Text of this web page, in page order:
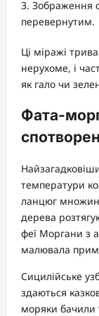
Зображення
перевернутим.
Ці міражі
нерухоме, і
як гало чи
Фата-
температури
ланцюг
дерева
феї Моргани з
малювала
Сицилійське
здаються
моряки бачили